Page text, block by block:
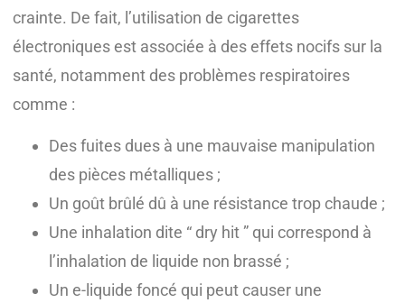
crainte. De fait, l’utilisation de cigarettes
électroniques est associée à des effets nocifs sur la
santé, notamment des problèmes respiratoires
comme :
Des fuites dues à une mauvaise manipulation
des pièces métalliques ;
Un goût brûlé dû à une résistance trop chaude ;
Une inhalation dite “ dry hit ” qui correspond à
l’inhalation de liquide non brassé ;
Un e-liquide foncé qui peut causer une